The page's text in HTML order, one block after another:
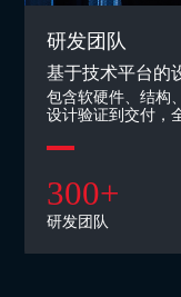
研发团队
基于技术平台的
包含软硬件、结构
设计验证到交付，
300+
研发团队